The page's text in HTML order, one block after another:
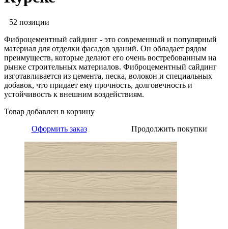
52 позиции
Фиброцементный сайдинг - это современный и популярный
материал для отделки фасадов зданий. Он обладает рядом
преимуществ, которые делают его очень востребованным на
рынке строительных материалов. Фиброцементный сайдинг
изготавливается из цемента, песка, волокон и специальных
добавок, что придает ему прочность, долговечность и
устойчивость к внешним воздействиям.
Товар добавлен в корзину
Оформить заказ
Продолжить покупки